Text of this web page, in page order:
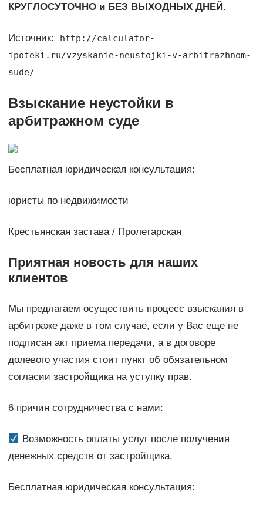
КРУГЛОСУТОЧНО и БЕЗ ВЫХОДНЫХ ДНЕЙ.
Источник:
http://calculator-
ipoteki.ru/vzyskanie-neustojki-v-arbitrazhnom-
sude/
Взыскание неустойки в
арбитражном суде
Бесплатная юридическая консультация:
юристы по недвижимости
Крестьянская застава / Пролетарская
Приятная новость для наших
клиентов
Мы предлагаем осуществить процесс взыскания в
арбитраже даже в том случае, если у Вас еще не
подписан акт приема передачи, а в договоре
долевого участия стоит пункт об обязательном
согласии застройщика на уступку прав.
6 причин сотрудничества с нами:
Возможность оплаты услуг после получения
денежных средств от застройщика.
Бесплатная юридическая консультация: